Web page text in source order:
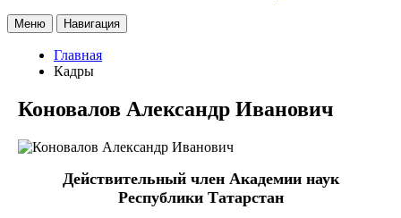
Меню Навигация
Главная
Кадры
Коновалов Александр Иванович
Действительный член Академии наук
Республики Татарстан